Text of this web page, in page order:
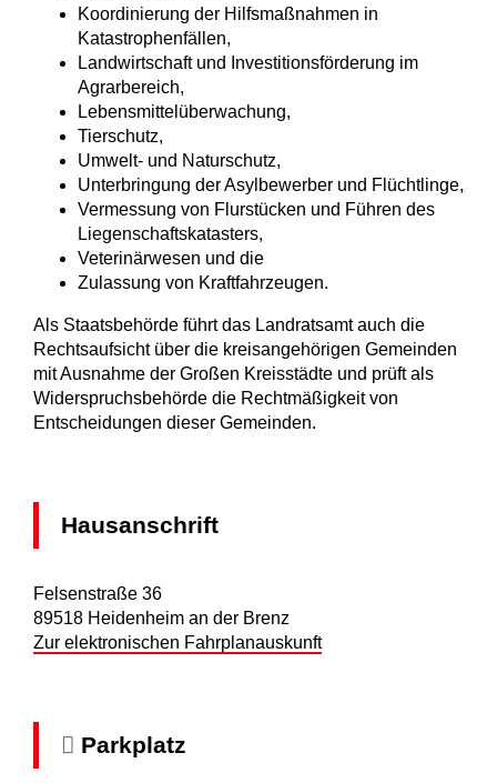
Koordinierung der Hilfsmaßnahmen in
Katastrophenfällen,
Landwirtschaft und Investitionsförderung im
Agrarbereich,
Lebensmittelüberwachung,
Tierschutz,
Umwelt- und Naturschutz,
Unterbringung der Asylbewerber und Flüchtlinge,
Vermessung von Flurstücken und Führen des
Liegenschaftskatasters,
Veterinärwesen und die
Zulassung von Kraftfahrzeugen.
Als Staatsbehörde führt das Landratsamt auch die
Rechtsaufsicht über die kreisangehörigen Gemeinden
mit Ausnahme der Großen Kreisstädte und prüft als
Widerspruchsbehörde die Rechtmäßigkeit von
Entscheidungen dieser Gemeinden.
Hausanschrift
Felsenstraße 36
89518 Heidenheim an der Brenz
Zur elektronischen Fahrplanauskunft
Parkplatz